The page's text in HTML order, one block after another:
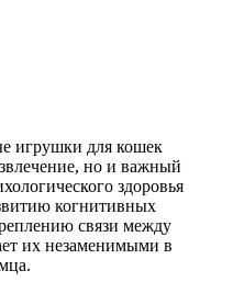
игрушки для кошек
но и важный
здоровья
когнитивных
связи между
их незаменимыми в